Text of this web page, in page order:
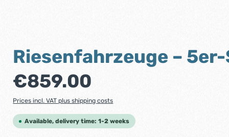
Riesenfahrzeuge –
Regular price:
€859.00
Prices incl. VAT plus shipping costs
Available, delivery time: 1-2 weeks